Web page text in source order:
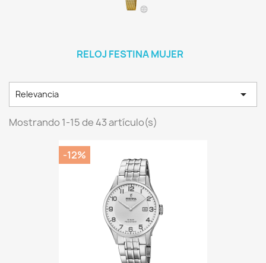
RELOJ FESTINA MUJER
Relevancia 
Mostrando 1-15 de 43 artículo(s)
-12%